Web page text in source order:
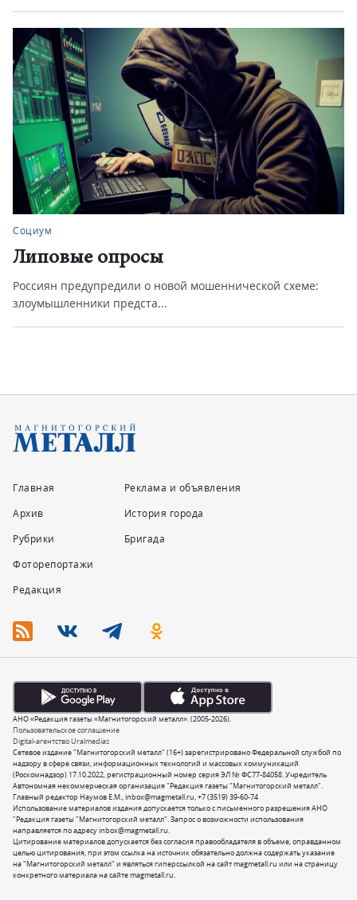
Социум
Липовые опросы
Россиян предупредили о новой мошеннической схеме:
злоумышленники предста...
Главная
Архив
Рубрики
Фоторепортажи
Редакция
Реклама и объявления
История города
Бригада
Сетевое издание "Магнитогорский металл" (16+) зарегистрировано Федеральной службой по
надзору в сфере связи, информационных технологий и массовых коммуникаций
(Роскомнадзор) 17.10.2022, регистрационный номер серия ЭЛ № ФС77-84058. Учредитель
Автономная некоммерческая организация "Редакция газеты "Магнитогорский металл".
Главный редактор Наумов Е.М.,inbox@magmetall.ru,+7 (3519) 39-60-74
Использование материалов издания допускается только с письменного разрешения АНО
"Редакция газеты "Магнитогорский металл". Запрос о возможности использования
направляется по адресуinbox@magmetall.ru.
Цитирование материалов допускается без согласия правообладателя в объеме, оправданном
целью цитирования, при этом ссылка на источник обязательно должна содержать указание
на "Магнитогорский металл" и являться гиперссылкой на сайт magmetall.ru или на страницу
конкретного материала на сайте magmetall.ru.
Пользовательское соглашение
Digital-агентство Uralmedias
АНО «Редакция газеты «Магнитогорский металл». (2005-2026).